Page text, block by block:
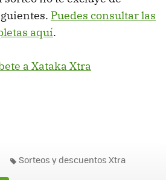
Puedes consultar las
aquí.
a Xataka Xtra
Sorteos y descuentos Xtra